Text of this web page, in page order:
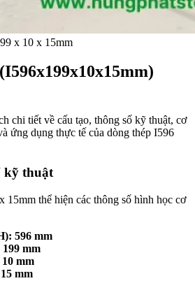
x 10 x 15mm
chi tiết về cấu tạo, thông số kỹ thuật, cơ
ứng dụng thực tế của dòng thép I596
kỹ thuật
thể hiện các thông số hình học cơ
596 mm
mm
mm
mm